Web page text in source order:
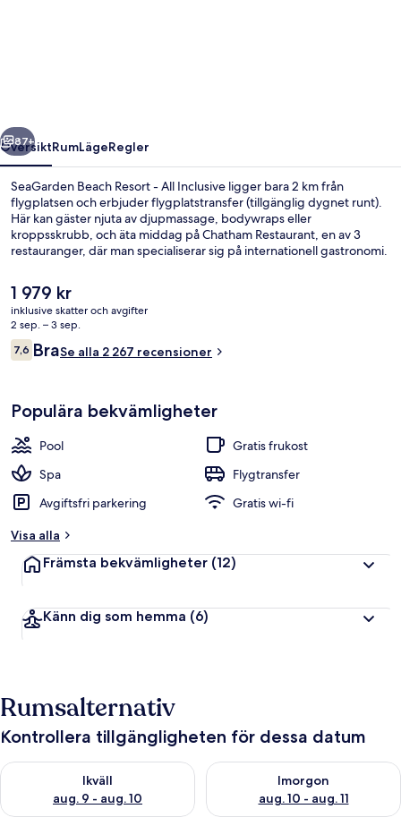
Nästa
87+
ÖversiktRumLägeRegler
SeaGarden Beach Resort - All Inclusive ligger bara 2 km från
flygplatsen och erbjuder flygplatstransfer (tillgänglig dygnet runt).
Här kan gäster njuta av djupmassage, bodywraps eller
kroppsskrubb, och äta middag på Chatham Restaurant, en av 3
restauranger, där man specialiserar sig på internationell gastronomi.
barer/lounger, en utomhuspool och en nattklubb. Resenärer brukar
tala mycket väl om den hjälpsamma personalen och närheten till
stranden.
Det
nuvarande
priset
är
1 979 kr
1 979 kr
inklusive skatter och avgifter
2 sep. – 3 sep.
Recensioner
7,67,6 av 10,
BraSe alla 2 267 recensioner
Populära bekvämligheter
Pool
Gratis frukost
Spa
Flygtransfer
Avgiftsfri parkering
Gratis wi-fi
Visa alla
Främsta bekvämligheter (12)
Känn dig som hemma (6)
Rumsalternativ
Kontrollera tillgängligheten för dessa datum
Ikväll
aug. 9 - aug. 10
Kontrollera tillgängligheten för ikväll aug. 9 - aug. 10
Imorgon
aug. 10 - aug. 11
Kontrollera tillgängligheten